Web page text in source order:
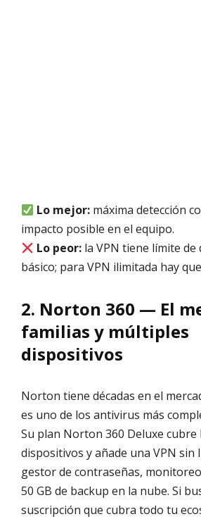
Lo mejor: máxima detección
impacto posible en el equipo.
Lo peor: la VPN tiene límite de
básico; para VPN ilimitada hay
2. Norton 360 — El
familias y múltiples
dispositivos
Norton tiene décadas en el
es uno de los antivirus más
Su plan Norton 360 Deluxe cubre
dispositivos y añade una VPN sin
gestor de contraseñas,
50 GB de backup en la nube. Si
suscripción que cubra todo tu